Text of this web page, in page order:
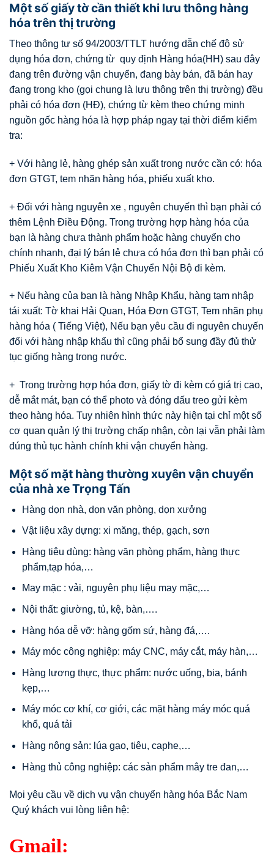
Một số giấy tờ cần thiết khi lưu thông hàng
hóa trên thị trường
Theo thông tư số 94/2003/TTLT hướng dẫn chế độ sử
dụng hóa đơn, chứng từ quy định Hàng hóa(HH) sau đây
đang trên đường vận chuyển, đang bày bán, đã bán hay
đang trong kho (gọi chung là lưu thông trên thị trường) đều
phải có hóa đơn (HĐ), chứng từ kèm theo chứng minh
nguồn gốc hàng hóa là hợp pháp ngay tại thời điểm kiểm
tra:
+ Với hàng lẻ, hàng ghép sản xuất trong nước cần có: hóa
đơn GTGT, tem nhãn hàng hóa, phiếu xuất kho.
+ Đối với hàng nguyên xe , nguyên chuyến thì bạn phải có
thêm Lệnh Điều Động. Trong trường hợp hàng hóa của
bạn là hàng chưa thành phẩm hoặc hàng chuyển cho
chính nhanh, đại lý bán lẻ chưa có hóa đơn thì bạn phải có
Phiếu Xuất Kho Kiêm Vận Chuyển Nội Bộ đi kèm.
+ Nếu hàng của bạn là hàng Nhập Khẩu, hàng tạm nhập
tái xuất: Tờ khai Hải Quan, Hóa Đơn GTGT, Tem nhãn phụ
hàng hóa ( Tiếng Việt), Nếu bạn yêu cầu đi nguyên chuyến
đối với hàng nhập khẩu thì cũng phải bổ sung đầy đủ thử
tục giống hàng trong nước.
+ Trong trường hợp hóa đơn, giấy tờ đi kèm có giá trị cao,
dễ mắt mát, bạn có thể photo và đóng dấu treo gửi kèm
theo hàng hóa. Tuy nhiên hình thức này hiện tại chỉ một số
cơ quan quản lý thị trường chấp nhận, còn lại vẫn phải làm
đúng thủ tục hành chính khi vận chuyển hàng.
Một số mặt hàng thường xuyên vận chuyển
của nhà xe Trọng Tấn
Hàng dọn nhà, dọn văn phòng, dọn xưởng
Vật liệu xây dựng: xi măng, thép, gạch, sơn
Hàng tiêu dùng: hàng văn phòng phẩm, hàng thực
phẩm,tạp hóa,…
May mặc : vải, nguyên phụ liệu may mặc,…
Nội thất: giường, tủ, kệ, bàn,….
Hàng hóa dễ vỡ: hàng gốm sứ, hàng đá,….
Máy móc công nghiệp: máy CNC, máy cắt, máy hàn,…
Hàng lương thực, thực phẩm: nước uống, bia, bánh
kẹp,…
Máy móc cơ khí, cơ giới, các mặt hàng máy móc quá
khổ, quá tải
Hàng nông sản: lúa gạo, tiêu, caphe,…
Hàng thủ công nghiệp: các sản phẩm mây tre đan,…
Mọi yêu cầu về dịch vụ vận chuyển hàng hóa Bắc Nam
Quý khách vui lòng liên hệ:
Gmail: